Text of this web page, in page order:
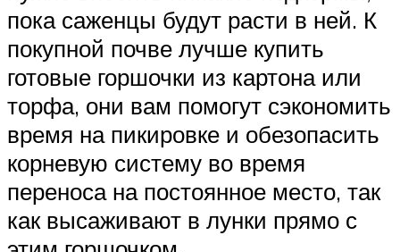
пока саженцы будут расти в ней. К
покупной почве лучше купить
готовые горшочки из картона или
торфа, они вам помогут сэкономить
время на пикировке и обезопасить
корневую систему во время
переноса на постоянное место, так
как высаживают в лунки прямо с